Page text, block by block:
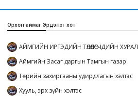
Орхон аймаг Эрдэнэт хот
АЙМГИЙН ИРГЭДИЙН ТӨЛӨӨЛӨГЧДИЙН ХУРАЛ
Аймгийн Засаг даргын Тамгын газар
Төрийн захиргааны удирдлагын хэлтэс
Хууль, эрх зүйн хэлтэс